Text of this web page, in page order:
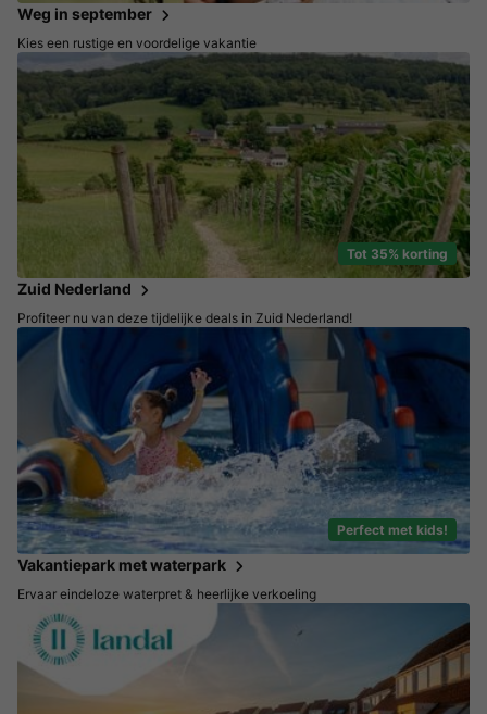
Weg in september
Kies een rustige en voordelige vakantie
Tot 35% korting
Zuid Nederland
Profiteer nu van deze tijdelijke deals in Zuid Nederland!
Perfect met kids!
Vakantiepark met waterpark
Ervaar eindeloze waterpret & heerlijke verkoeling